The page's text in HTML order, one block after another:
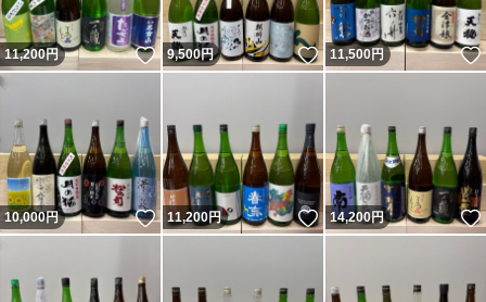
11,200円 いいね！
9,500円 いいね！
11,500円
10,000円 いいね！
11,200円 いいね！
14,200円